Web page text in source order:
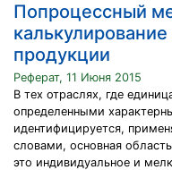
Попроцессный
продукции
Реферат, 11 Июня 2015
В тех отраслях, где
определенными
идентифицируется,
словами, основная
это индивидуальное и